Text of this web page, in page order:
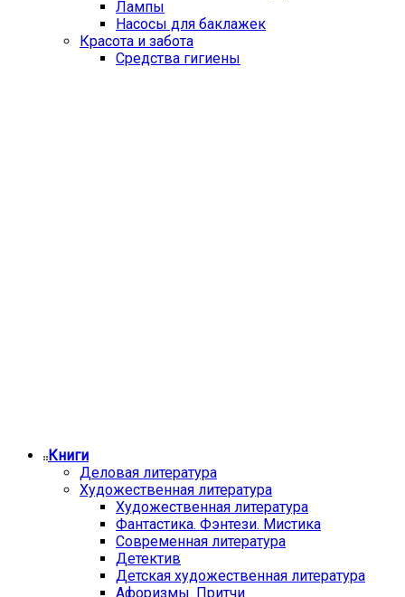
Лампы
Насосы для баклажек
Красота и забота
Средства гигиены
Книги
Деловая литература
Художественная литература
Художественная литература
Фантастика. Фэнтези. Мистика
Современная литература
Детектив
Детская художественная литература
Афоризмы. Притчи